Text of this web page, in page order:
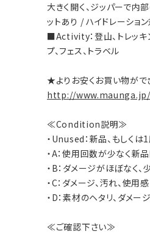
大きく開く、ジッパーで
ットあり / ハイドレーショ
■Activity：登山、トレッキン
プ、フェス、トラベル
★よりお安くお買い物がで
http://www.maunga.jp/
≪Condition説明≫
・Unused：新品、もしくは
・A：使用回数が少なく新品
・B：ダメージがほぼなく
・C：ダメージ、汚れ、使
・D：素材のヘタリ、ダメ
≪ご確認下さい≫